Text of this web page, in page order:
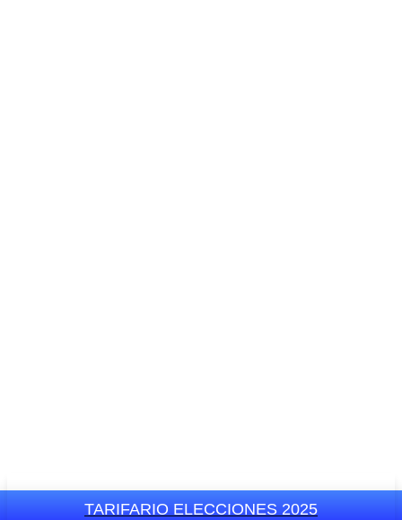
TARIFARIO ELECCIONES 2025